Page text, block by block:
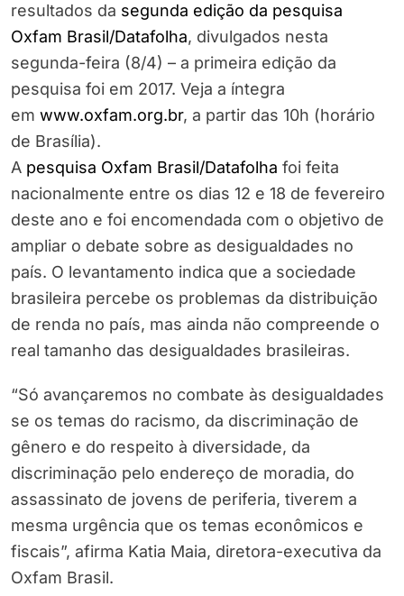
resultados da segunda edição da pesquisa
Oxfam Brasil/Datafolha, divulgados nesta
segunda-feira (8/4) – a primeira edição da
pesquisa foi em 2017. Veja a íntegra
em www.oxfam.org.br, a partir das 10h (horário
de Brasília).
A pesquisa Oxfam Brasil/Datafolha foi feita
nacionalmente entre os dias 12 e 18 de fevereiro
deste ano e foi encomendada com o objetivo de
ampliar o debate sobre as desigualdades no
país. O levantamento indica que a sociedade
brasileira percebe os problemas da distribuição
de renda no país, mas ainda não compreende o
real tamanho das desigualdades brasileiras.
“Só avançaremos no combate às desigualdades
se os temas do racismo, da discriminação de
gênero e do respeito à diversidade, da
discriminação pelo endereço de moradia, do
assassinato de jovens de periferia, tiverem a
mesma urgência que os temas econômicos e
fiscais”, afirma Katia Maia, diretora-executiva da
Oxfam Brasil.